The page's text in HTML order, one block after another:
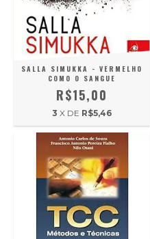
SALLA SIMUKKA - VERMELHO
COMO O SANGUE
R$15,00
3 X DE R$5,46